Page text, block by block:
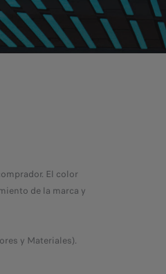
El color
de la marca y
y Materiales).